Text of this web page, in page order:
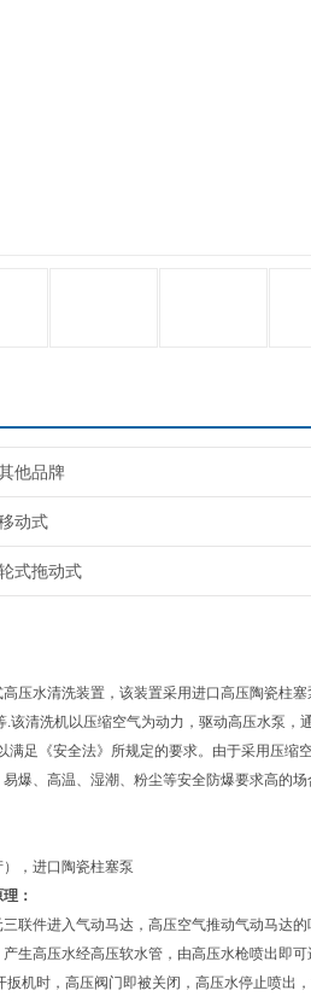
他品牌
动式
式拖动式
压水清洗装置，该装置采用进口高压陶瓷柱
该清洗机以压缩空气为动力，驱动高压水泵，
满足《安全法》所规定的要求。由于采用压缩
爆、高温、湿潮、粉尘等安全防爆要求高的
，进口陶瓷柱塞泵
：
联件进入气动马达，高压空气推动气动马达
生高压水经高压软水管，由高压水枪喷出即
扳机时，高压阀门即被关闭，高压水停止喷出